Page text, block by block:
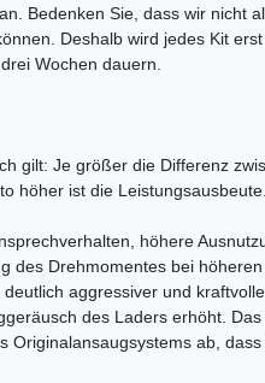
Bedenken Sie, dass wir nicht
Deshalb wird jedes Kit
Wochen dauern.
gilt: Je größer die Differenz
höher ist die Leistungsausbeute.
höhere
des Drehmomentes bei
aggressiver und
des Laders erhöht.
Originalansaugsystems ab,